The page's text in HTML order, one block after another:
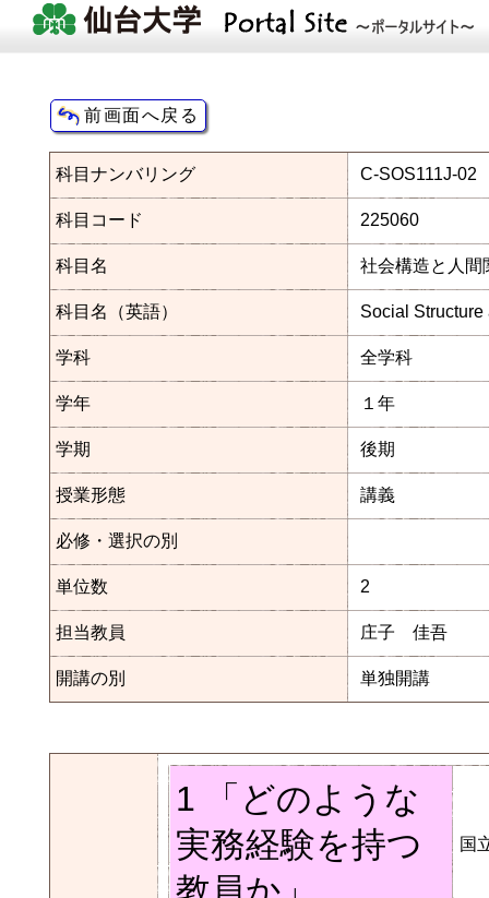
科目ナンバリング C-SOS111J-02
科目コード 225060
科目名 社会構造と人間
科目名（英語） Social
学科 全学科
学年 １年
学期 後期
授業形態 講義
必修・選択の別
単位数 2
担当教員 庄子 佳吾
開講の別 単独開講
1 「どのような
実務経験を持つ
国